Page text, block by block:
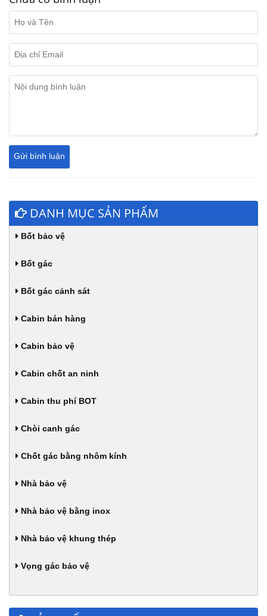
DANH MỤC SẢN PHẨM
Bốt bảo vệ
Bốt gác
Bốt gác cảnh sát
Cabin bán hàng
Cabin bảo vệ
Cabin chốt an ninh
Cabin thu phí BOT
Chòi canh gác
Chốt gác bằng nhôm kính
Nhà bảo vệ
Nhà bảo vệ bằng inox
Nhà bảo vệ khung thép
Vọng gác bảo vệ